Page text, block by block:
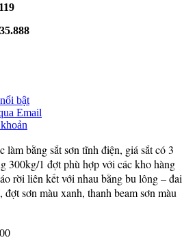
bật
Email
làm bằng sắt sơn tĩnh điện, giá sắt có 3
300kg/1 đợt phù hợp với các kho hàng
rời liên kết với nhau bằng bu lông – đai
sơn màu xanh, thanh beam sơn màu